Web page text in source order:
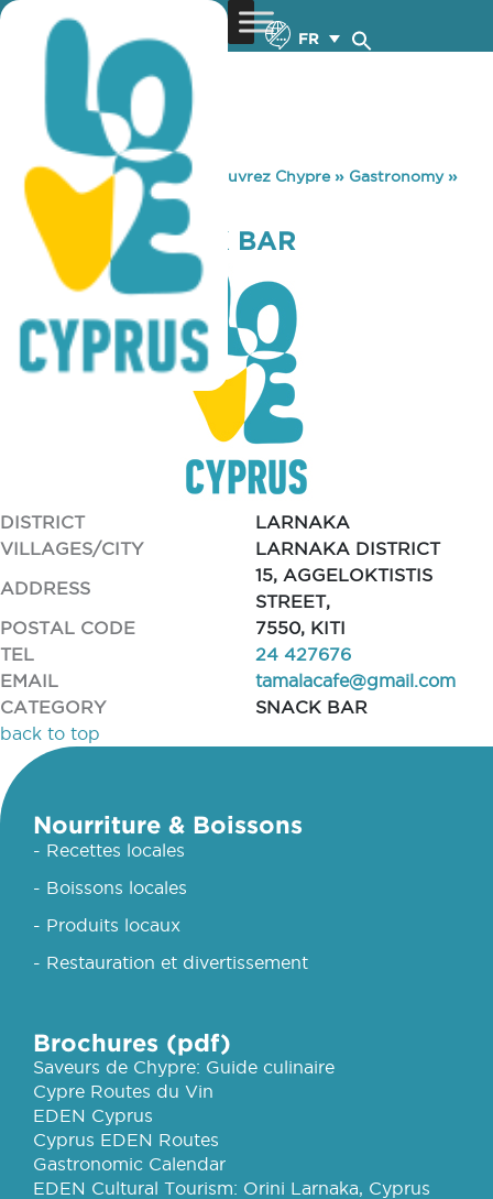
FR
You are here: Home »Découvrez Chypre» Gastronomy»
TA MALA SNACK BAR
TA MALA SNACK BAR
DISTRICT
LARNAKA
VILLAGES/CITY
LARNAKA DISTRICT
ADDRESS
15, AGGELOKTISTIS
STREET,
POSTAL CODE
7550, KITI
TEL
24 427676
EMAIL
tamalacafe@gmail.com
CATEGORY
SNACK BAR
back to top
Nourriture & Boissons
- Recettes locales
- Boissons locales
- Produits locaux
- Restauration et divertissement
Brochures (pdf)
Saveurs de Chypre: Guide culinaire
Cypre Routes du Vin
EDEN Cyprus
Cyprus EDEN Routes
Gastronomic Calendar
EDEN Cultural Tourism: Orini Larnaka, Cyprus